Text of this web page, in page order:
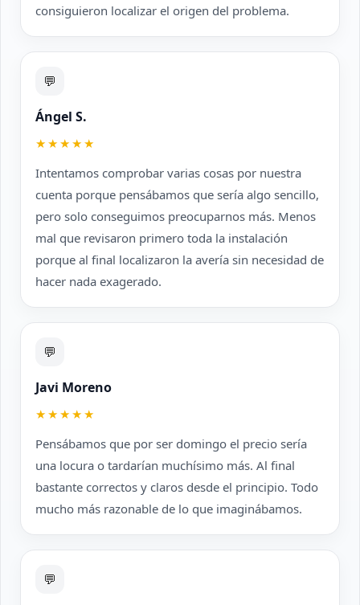
consiguieron localizar el origen del problema.
💬
Ángel S.
★★★★★
Intentamos comprobar varias cosas por nuestra
cuenta porque pensábamos que sería algo sencillo,
pero solo conseguimos preocuparnos más. Menos
mal que revisaron primero toda la instalación
porque al final localizaron la avería sin necesidad de
hacer nada exagerado.
💬
Javi Moreno
★★★★★
Pensábamos que por ser domingo el precio sería
una locura o tardarían muchísimo más. Al final
bastante correctos y claros desde el principio. Todo
mucho más razonable de lo que imaginábamos.
💬